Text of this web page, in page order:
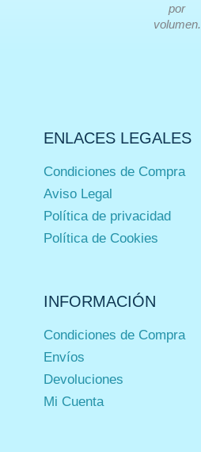
por
volumen.
ENLACES LEGALES
Condiciones de Compra
Aviso Legal
Política de privacidad
Política de Cookies
INFORMACIÓN
Condiciones de Compra
Envíos
Devoluciones
Mi Cuenta